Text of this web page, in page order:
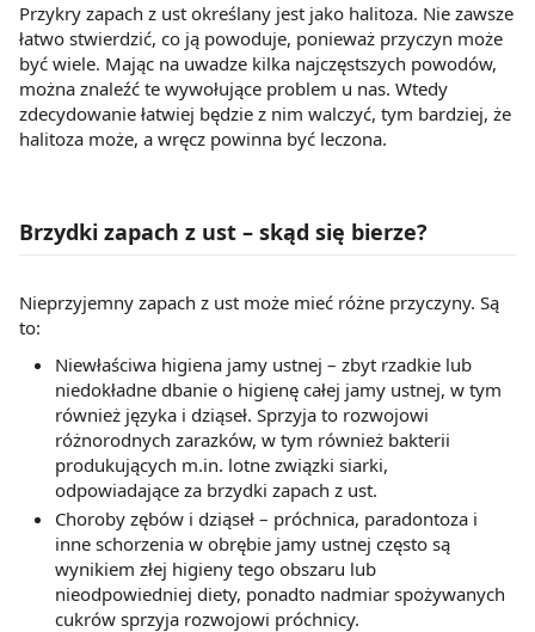
Przykry zapach z ust określany jest jako halitoza. Nie zawsze
łatwo stwierdzić, co ją powoduje, ponieważ przyczyn może
być wiele. Mając na uwadze kilka najczęstszych powodów,
można znaleźć te wywołujące problem u nas. Wtedy
zdecydowanie łatwiej będzie z nim walczyć, tym bardziej, że
halitoza może, a wręcz powinna być leczona.
Brzydki zapach z ust – skąd się bierze?
Nieprzyjemny zapach z ust może mieć różne przyczyny. Są
to:
Niewłaściwa higiena jamy ustnej – zbyt rzadkie lub
niedokładne dbanie o higienę całej jamy ustnej, w tym
również języka i dziąseł. Sprzyja to rozwojowi
różnorodnych zarazków, w tym również bakterii
produkujących m.in. lotne związki siarki,
odpowiadające za brzydki zapach z ust.
Choroby zębów i dziąseł – próchnica, paradontoza i
inne schorzenia w obrębie jamy ustnej często są
wynikiem złej higieny tego obszaru lub
nieodpowiedniej diety, ponadto nadmiar spożywanych
cukrów sprzyja rozwojowi próchnicy.